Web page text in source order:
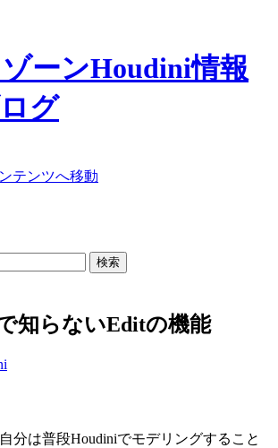
ーンHoudini情報
グ
テンツへ移動
知らないEditの機能
分は普段Houdiniでモデリングすること